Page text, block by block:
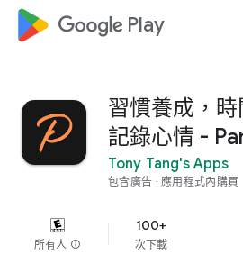
google_logo Play
習慣養成，時
記錄心情 -
Tony Tang's Apps
包含廣告 應用程式內購買
所有人 info
100+
次下載